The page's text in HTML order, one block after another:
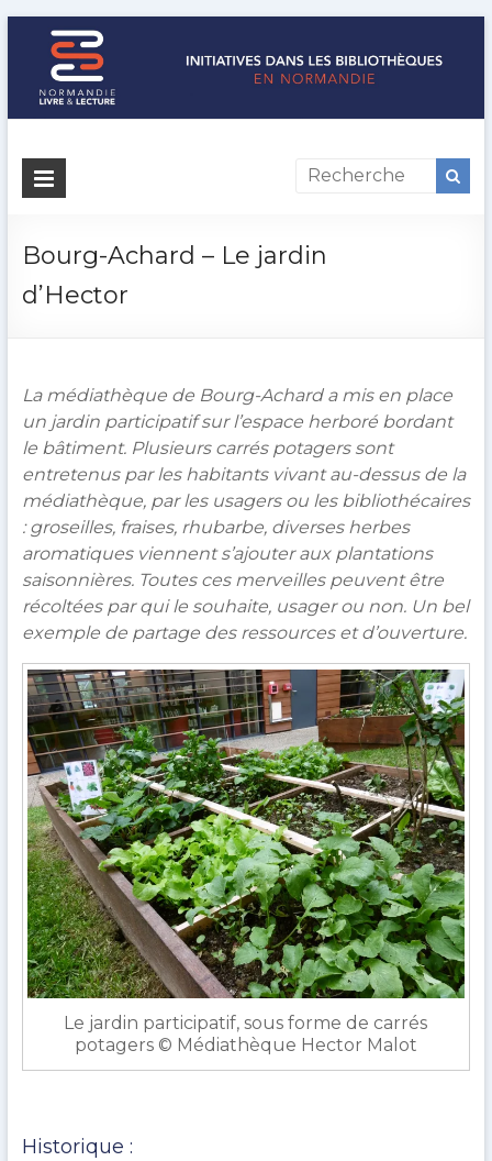
Initiatives
les
bibliothèques
Normandie
Livre
Lecture
répertorie
des
initiatives
intéressantes
place
dans
les
bibliothèques
normandes.
Bourg-Achard – Le jardin
d’Hector
La médiathèque de Bourg-Achard a mis en place
un jardin participatif sur l’espace herboré bordant
le bâtiment. Plusieurs carrés potagers sont
entretenus par les habitants vivant au-dessus de la
médiathèque, par les usagers ou les bibliothécaires
: groseilles, fraises, rhubarbe, diverses herbes
aromatiques viennent s’ajouter aux plantations
saisonnières. Toutes ces merveilles peuvent être
récoltées par qui le souhaite, usager ou non. Un bel
exemple de partage des ressources et d’ouverture.
Le jardin participatif, sous forme de carrés
potagers © Médiathèque Hector Malot
Historique :